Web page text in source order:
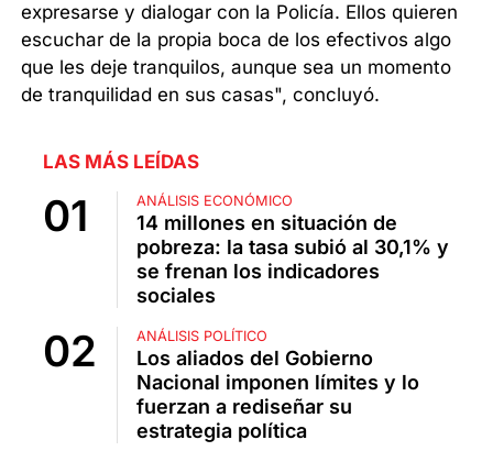
expresarse y dialogar con la Policía. Ellos quieren
escuchar de la propia boca de los efectivos algo
que les deje tranquilos, aunque sea un momento
de tranquilidad en sus casas", concluyó.
LAS MÁS LEÍDAS
ANÁLISIS ECONÓMICO
14 millones en situación de
pobreza: la tasa subió al 30,1% y
se frenan los indicadores
sociales
ANÁLISIS POLÍTICO
Los aliados del Gobierno
Nacional imponen límites y lo
fuerzan a rediseñar su
estrategia política